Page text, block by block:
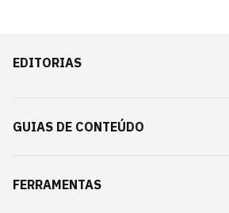
EDITORIAS
GUIAS DE CONTEÚDO
FERRAMENTAS